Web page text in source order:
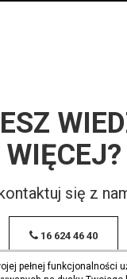
WIĘCEJ?
się z
16 624 46 40
pełnej funkcjonalności